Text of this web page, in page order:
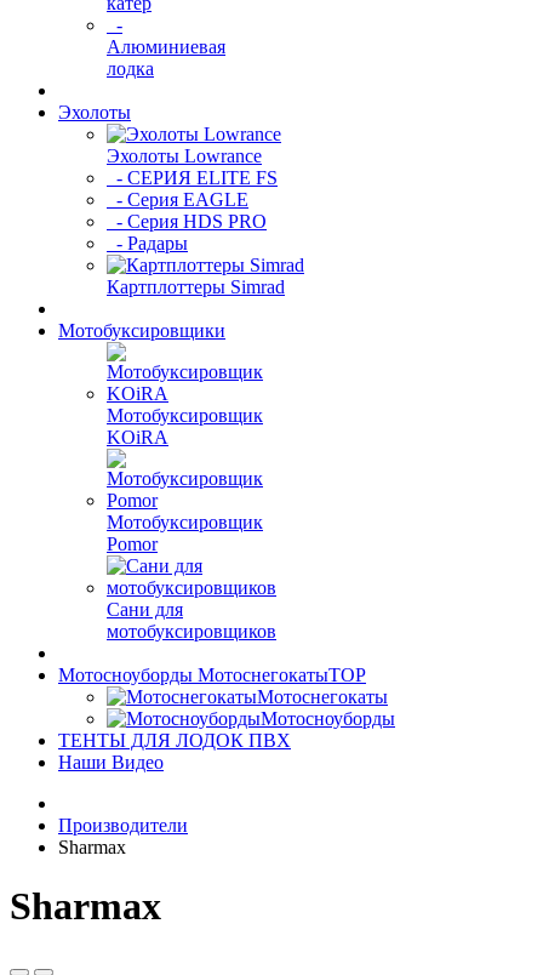
-
Алюминиевая
лодка
Эхолоты
Эхолоты Lowrance
- СЕРИЯ ELITE FS
- Серия EAGLE
- Серия HDS PRO
- Радары
Картплоттеры Simrad
Мотобуксировщики
Мотобуксировщик
KOiRA
Мотобуксировщик
Pomor
Сани для
мотобуксировщиков
Мотосноуборды МотоснегокатыTOP
Мотоснегокаты
Мотосноуборды
ТЕНТЫ ДЛЯ ЛОДОК ПВХ
Наши Видео
Производители
Sharmax
Sharmax